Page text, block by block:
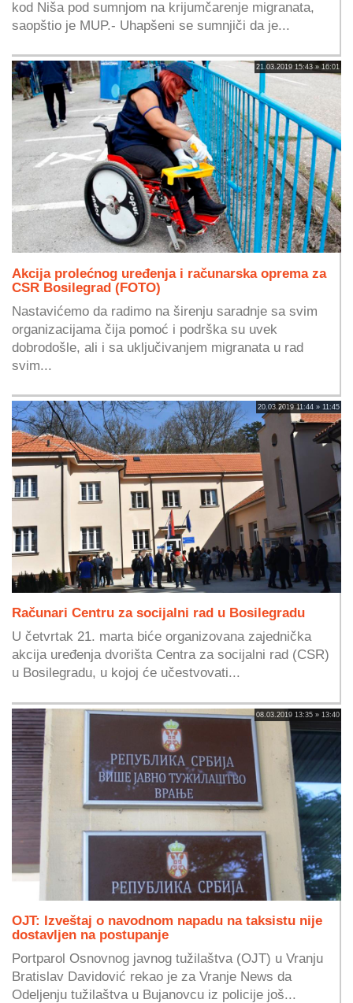
kod Niša pod sumnjom na krijumčarenje migranata,
saopštio je MUP.- Uhapšeni se sumnjiči da je...
21.03.2019 15:43 » 16:01
Akcija prolećnog uređenja i računarska oprema za
CSR Bosilegrad (FOTO)
Nastavićemo da radimo na širenju saradnje sa svim
organizacijama čija pomoć i podrška su uvek
dobrodošle, ali i sa uključivanjem migranata u rad
svim...
20.03.2019 11:44 » 11:45
Računari Centru za socijalni rad u Bosilegradu
U četvrtak 21. marta biće organizovana zajednička
akcija uređenja dvorišta Centra za socijalni rad (CSR)
u Bosilegradu, u kojoj će učestvovati...
08.03.2019 13:35 » 13:40
OJT: Izveštaj o navodnom napadu na taksistu nije
dostavljen na postupanje
Portparol Osnovnog javnog tužilaštva (OJT) u Vranju
Bratislav Davidović rekao je za Vranje News da
Odeljenju tužilaštva u Bujanovcu iz policije još...